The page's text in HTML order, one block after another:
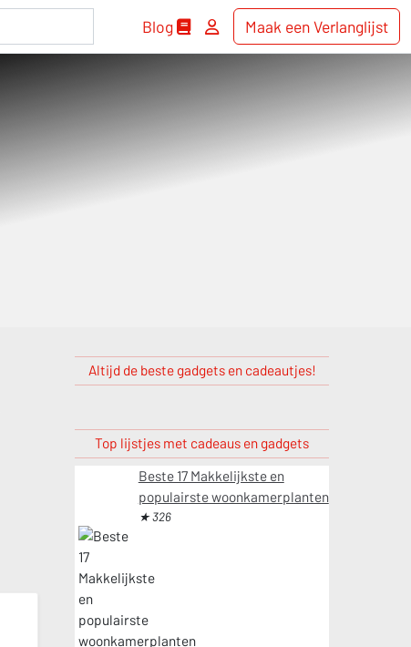
Blog Maak een Verlanglijst
Altijd de beste gadgets en cadeautjes!
Top lijstjes met cadeaus en gadgets
Beste 17 Makkelijkste en
populairste woonkamerplanten
★ 326